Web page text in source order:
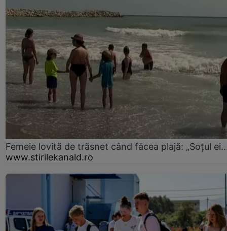
Femeie lovită de trăsnet când făcea plajă: „Soțul
www.stirilekanald.ro